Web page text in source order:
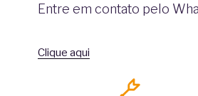
Entre em contato pelo
Clique aqui